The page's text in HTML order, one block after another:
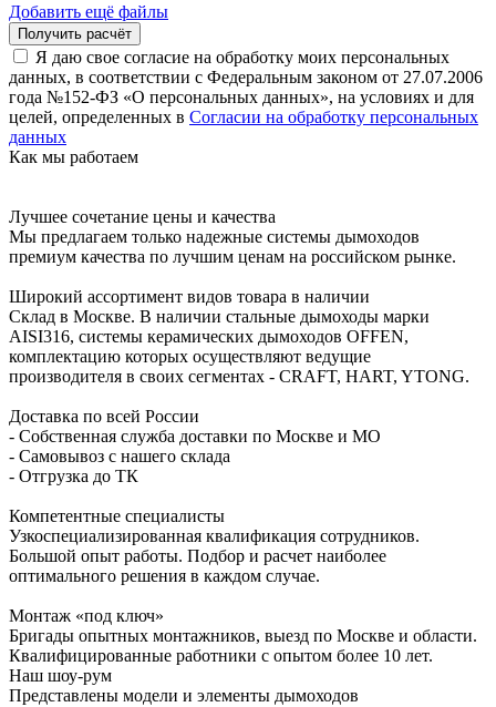
Добавить ещё файлы
Я даю свое согласие на обработку моих персональных
данных, в соответствии с Федеральным законом от 27.07.2006
года №152-ФЗ «О персональных данных», на условиях и для
целей, определенных в Согласии на обработку персональных
данных
Как мы работаем
Лучшее сочетание цены и качества
Мы предлагаем только надежные системы дымоходов
премиум качества по лучшим ценам на российском рынке.
Широкий ассортимент видов товара в наличии
Склад в Москве. В наличии стальные дымоходы марки
AISI316, системы керамических дымоходов OFFEN,
комплектацию которых осуществляют ведущие
производителя в своих сегментах - CRAFT, HART, YTONG.
Доставка по всей России
- Собственная служба доставки по Москве и МО
- Самовывоз с нашего склада
- Отгрузка до ТК
Компетентные специалисты
Узкоспециализированная квалификация сотрудников.
Большой опыт работы. Подбор и расчет наиболее
оптимального решения в каждом случае.
Монтаж «под ключ»
Бригады опытных монтажников, выезд по Москве и области.
Квалифицированные работники с опытом более 10 лет.
Наш шоу-рум
Представлены модели и элементы дымоходов